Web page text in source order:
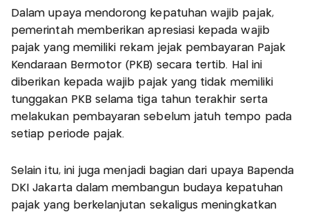
Dalam upaya mendorong kepatuhan wajib pajak,
pemerintah memberikan apresiasi kepada wajib
pajak yang memiliki rekam jejak pembayaran Pajak
Kendaraan Bermotor (PKB) secara tertib. Hal ini
diberikan kepada wajib pajak yang tidak memiliki
tunggakan PKB selama tiga tahun terakhir serta
melakukan pembayaran sebelum jatuh tempo pada
setiap periode pajak.
Selain itu, ini juga menjadi bagian dari upaya Bapenda
DKI Jakarta dalam membangun budaya kepatuhan
pajak yang berkelanjutan sekaligus meningkatkan